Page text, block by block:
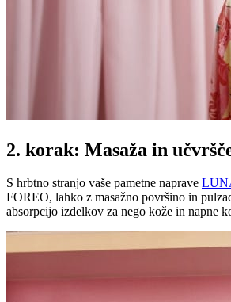
2. korak: Masaža in
S hrbtno stranjo vaše pametne naprave
FOREO, lahko z masažno površino in
absorpcijo izdelkov za nego kože in napne